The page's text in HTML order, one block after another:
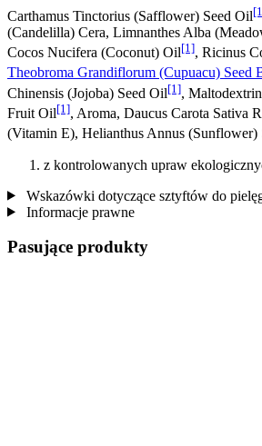
Carthamus Tinctorius (Safflower) Seed Oil
(Candelilla) Cera, Limnanthes Alba
Cocos Nucifera (Coconut) Oil[1], Ricinus
Theobroma Grandiflorum (Cupuacu) Seed
Chinensis (Jojoba) Seed Oil[1],
Fruit Oil[1], Aroma, Daucus Carota Sativa
(Vitamin E), Helianthus Annus
z kontrolowanych upraw
Wskazówki dotyczące sztyftów do
Informacje prawne
Pasujące produkty